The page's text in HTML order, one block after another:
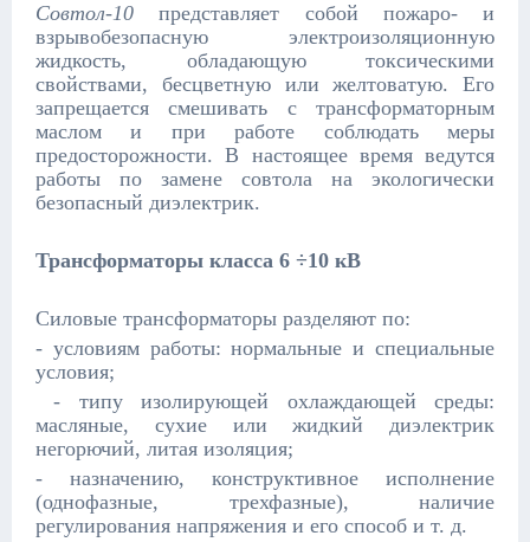
Совтол-10 представляет собой пожаро- и
взрывобезопасную электроизоляционную
жидкость, обладающую токсическими
свойствами, бесцветную или желтоватую. Его
запрещается смешивать с трансформаторным
маслом и при работе соблюдать меры
предосторожности. В настоящее время ведутся
работы по замене совтола на экологически
безопасный диэлектрик.
Трансформаторы класса 6 ÷10 кВ
Силовые трансформаторы разделяют по:
- условиям работы: нормальные и специальные
условия;
- типу изолирующей охлаждающей среды:
масляные, сухие или жидкий диэлектрик
негорючий, литая изоляция;
- назначению, конструктивное исполнение
(однофазные, трехфазные), наличие
регулирования напряжения и его способ и т. д.